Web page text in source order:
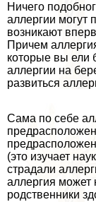
Ничего
аллергии могут
возникают
Причем
которые вы ели
аллергии на
развиться
Сама по себе
(это изучает
страдали
аллергия может
родственники